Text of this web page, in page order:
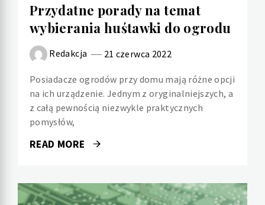
Przydatne porady na temat
wybierania huśtawki do ogrodu
Redakcja 21 czerwca 2022
Posiadacze ogrodów przy domu mają różne opcji
na ich urządzenie. Jednym z oryginalniejszych, a
z całą pewnością niezwykle praktycznych
pomysłów,
READ MORE